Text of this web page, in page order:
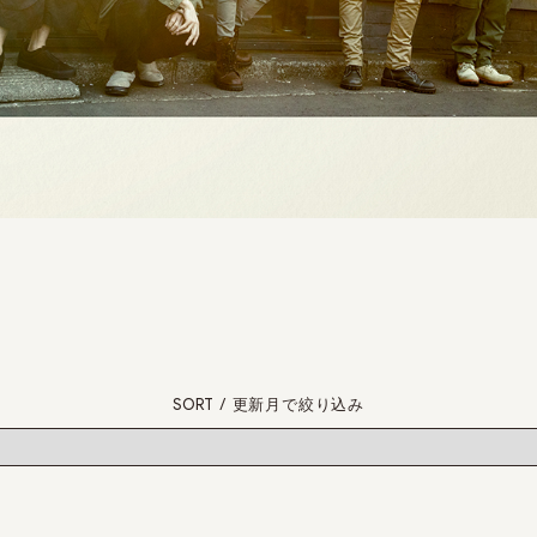
SORT / 更新月で絞り込み